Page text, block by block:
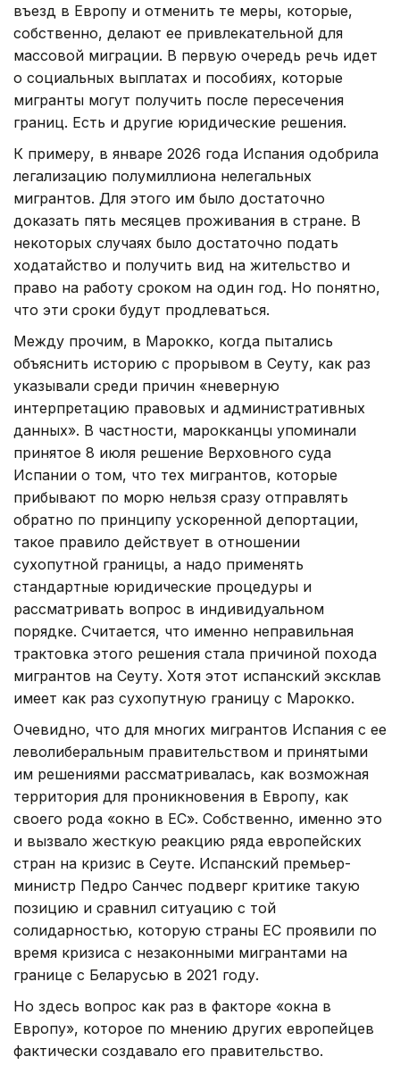
въезд в Европу и отменить те меры, которые,
собственно, делают ее привлекательной для
массовой миграции. В первую очередь речь идет
о социальных выплатах и пособиях, которые
мигранты могут получить после пересечения
границ. Есть и другие юридические решения.
К примеру, в январе 2026 года Испания одобрила
легализацию полумиллиона нелегальных
мигрантов. Для этого им было достаточно
доказать пять месяцев проживания в стране. В
некоторых случаях было достаточно подать
ходатайство и получить вид на жительство и
право на работу сроком на один год. Но понятно,
что эти сроки будут продлеваться.
Между прочим, в Марокко, когда пытались
объяснить историю с прорывом в Сеуту, как раз
указывали среди причин «неверную
интерпретацию правовых и административных
данных». В частности, марокканцы упоминали
принятое 8 июля решение Верховного суда
Испании о том, что тех мигрантов, которые
прибывают по морю нельзя сразу отправлять
обратно по принципу ускоренной депортации,
такое правило действует в отношении
сухопутной границы, а надо применять
стандартные юридические процедуры и
рассматривать вопрос в индивидуальном
порядке. Считается, что именно неправильная
трактовка этого решения стала причиной похода
мигрантов на Сеуту. Хотя этот испанский эксклав
имеет как раз сухопутную границу с Марокко.
Очевидно, что для многих мигрантов Испания с ее
леволиберальным правительством и принятыми
им решениями рассматривалась, как возможная
территория для проникновения в Европу, как
своего рода «окно в ЕС». Собственно, именно это
и вызвало жесткую реакцию ряда европейских
стран на кризис в Сеуте. Испанский премьер-
министр Педро Санчес подверг критике такую
позицию и сравнил ситуацию с той
солидарностью, которую страны ЕС проявили по
время кризиса с незаконными мигрантами на
границе с Беларусью в 2021 году.
Но здесь вопрос как раз в факторе «окна в
Европу», которое по мнению других европейцев
фактически создавало его правительство.